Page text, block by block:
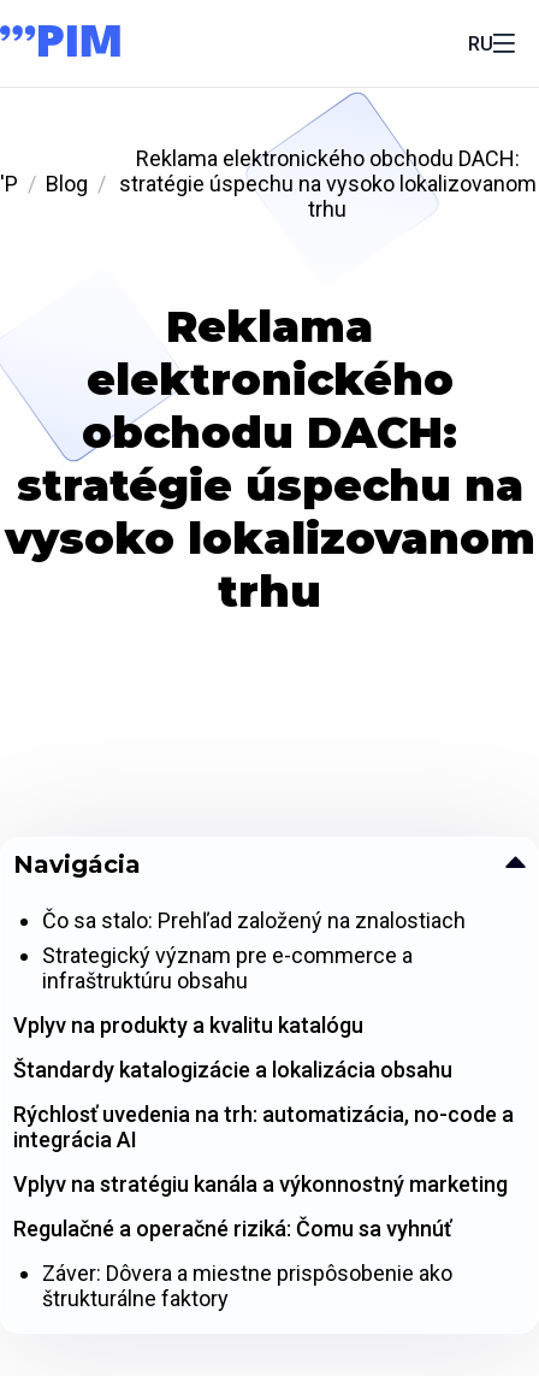
RU
'P Blog
Reklama elektronického obchodu DACH:
stratégie úspechu na vysoko lokalizovanom
trhu
Reklama
elektronického
obchodu DACH:
stratégie úspechu na
vysoko lokalizovanom
trhu
Navigácia
Čo sa stalo: Prehľad založený na znalostiach
Strategický význam pre e-commerce a
infraštruktúru obsahu
Vplyv na produkty a kvalitu katalógu
Štandardy katalogizácie a lokalizácia obsahu
Rýchlosť uvedenia na trh: automatizácia, no-code a
integrácia AI
Vplyv na stratégiu kanála a výkonnostný marketing
Regulačné a operačné riziká: Čomu sa vyhnúť
Záver: Dôvera a miestne prispôsobenie ako
štrukturálne faktory